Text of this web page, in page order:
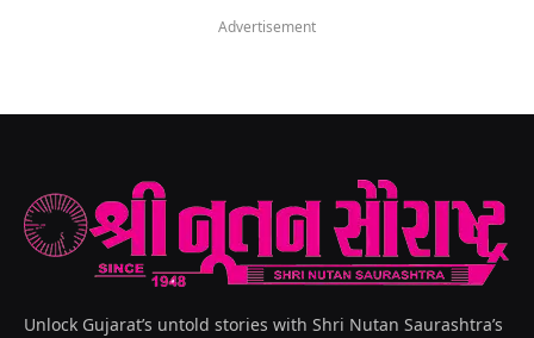
Advertisement
Unlock Gujarat’s untold stories with Shri Nutan Saurashtra’s